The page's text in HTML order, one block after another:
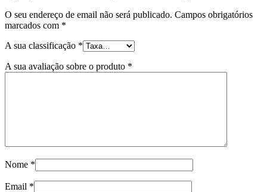
O seu endereço de email não será publicado. Campos obrigatórios
marcados com *
A sua classificação *
A sua avaliação sobre o produto *
Nome *
Email *